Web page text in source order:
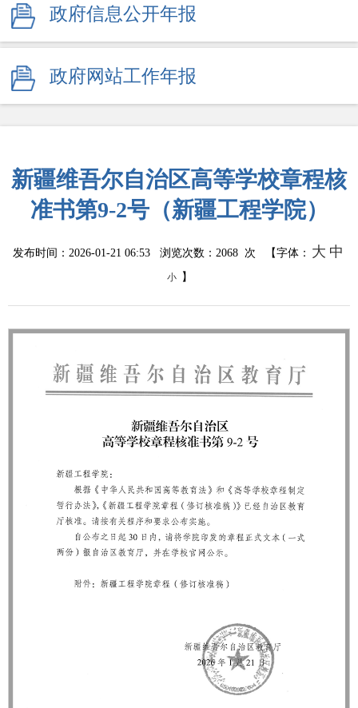
政府信息公开年报
政府网站工作年报
新疆维吾尔自治区高等学校章程核
准书第9-2号（新疆工程学院）
发布时间：2026-01-21 06:53 浏览次数： 2068 次 【字体： 大 中
小 】